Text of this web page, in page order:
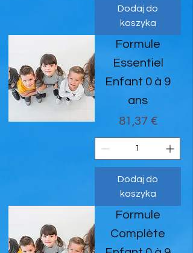
Dodaj do
koszyka
Formule
Essentiel
Enfant 0 à 9
ans
Cena
81,37 €
Dodaj do
koszyka
Formule
Complète